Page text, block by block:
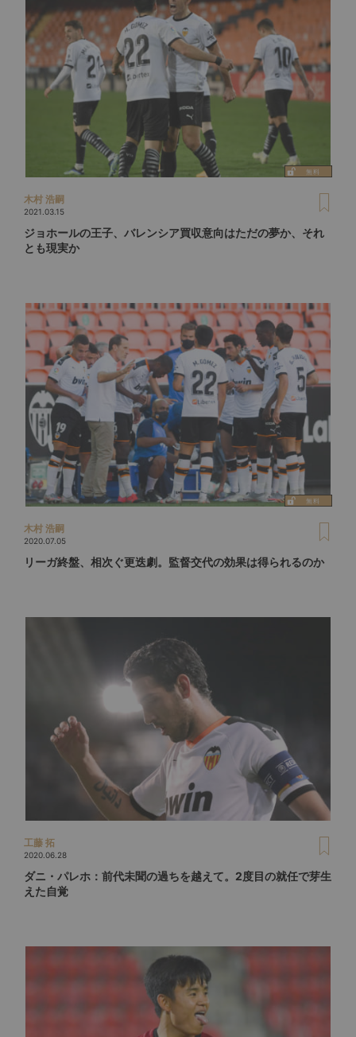
木村 浩嗣
2021.03.15
ジョホールの王子、バレンシア買収意向はただの夢か、それ
とも現実か
木村 浩嗣
2020.07.05
リーガ終盤、相次ぐ更迭劇。監督交代の効果は得られるのか
工藤 拓
2020.06.28
ダニ・パレホ：前代未聞の過ちを越えて。2度目の就任で芽生
えた自覚